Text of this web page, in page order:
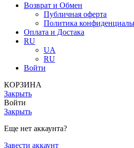
Возврат и Обмен
Публичная оферта
Политика
Оплата и Достака
RU
UA
RU
Войти
КОРЗИНА
Закрыть
Войти
Закрыть
Еще нет аккаунта?
Завести аккаунт